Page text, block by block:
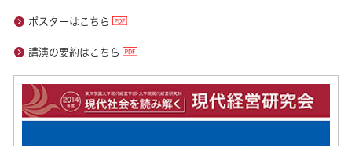
ポスターはこちら
講演の要約はこちら